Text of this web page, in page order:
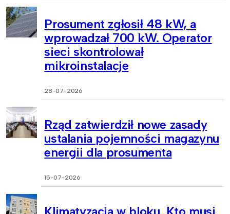
Prosument zgłosił 48 kW, a
wprowadzał 700 kW. Operator
sieci skontrolował
mikroinstalacje
28-07-2026
Rząd zatwierdził nowe zasady
ustalania pojemności magazynu
energii dla prosumenta
15-07-2026